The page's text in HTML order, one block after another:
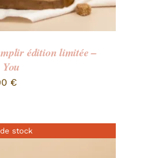
édition limitée –
€
stock